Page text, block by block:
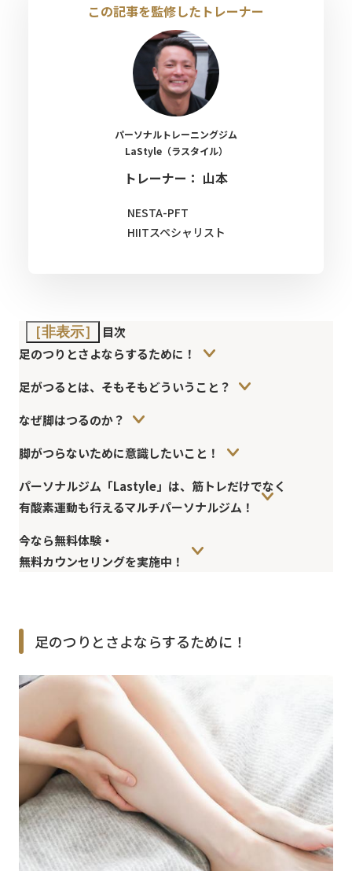
この記事を監修したトレーナー
パーソナルトレーニングジム
LaStyle（ラスタイル）
トレーナー： 山本
NESTA-PFT
HIITスペシャリスト
［非表示］
目次
足のつりとさよならするために！
足がつるとは、そもそもどういうこと？
なぜ脚はつるのか？
脚がつらないために意識したいこと！
パーソナルジム「Lastyle」は、筋トレだけでなく
有酸素運動も行えるマルチパーソナルジム！
今なら無料体験・
無料カウンセリングを実施中！
足のつりとさよならするために！